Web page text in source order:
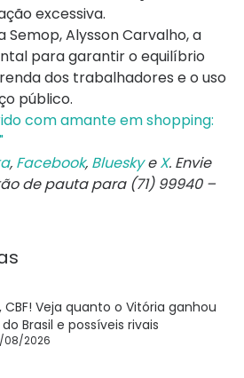
excessiva.
Semop, Alysson Carvalho, a
para garantir o equilíbrio
dos trabalhadores e o uso
público.
com amante em shopping:
, Facebook, BlueskyeX. Envie
de pauta para (71) 99940 –
CBF! Veja quanto o Vitória ganhou
Brasil e possíveis rivais
08/2026